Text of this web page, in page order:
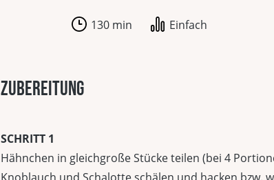
130 min Einfach
Zubereitung
SCHRITT 1
Hähnchen in gleichgroße Stücke teilen (bei 4